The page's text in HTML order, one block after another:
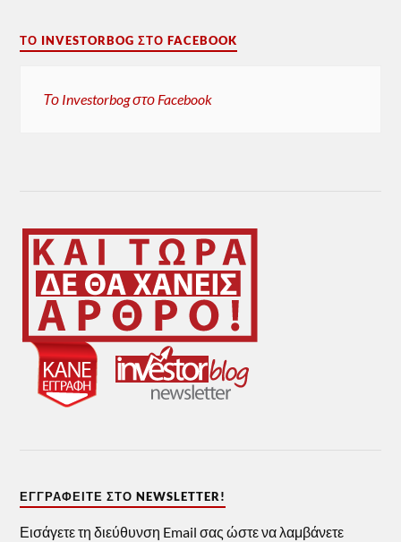
ΤΟ INVESTORBOG ΣΤΟ FACEBOOK
Το Investorbog στο Facebook
ΕΓΓΡΑΦΕΊΤΕ ΣΤΟ NEWSLETTER!
Εισάγετε τη διεύθυνση Email σας ώστε να λαμβάνετε